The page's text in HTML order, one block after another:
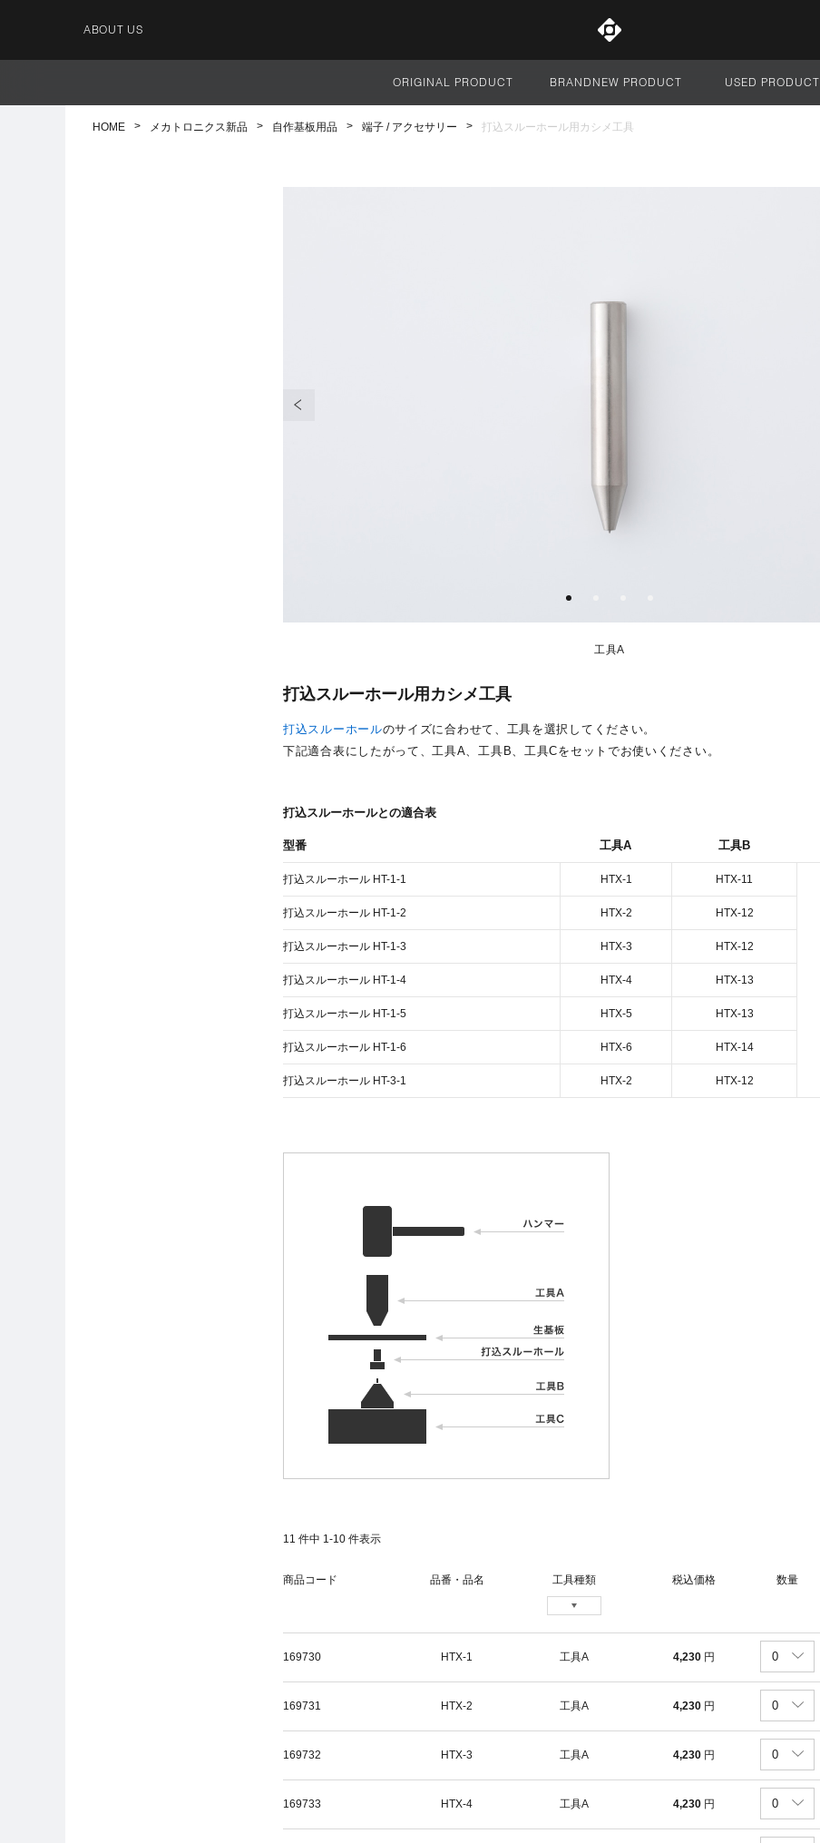
ABOUT US
サイト全体
ORIGINAL PRODUCT BRANDNEW PRODUCT USED PRODUCT
HOME メカトロニクス新品 自作基板用品 端子 / アクセサリー 打込スルーホール用カシメ工具
工具A
打込スルーホール用カシメ工具
打込スルーホールのサイズに合わせて、工具を選択してください。
下記適合表にしたがって、工具A、工具B、工具Cをセットでお使いください。
打込スルーホールとの適合表
型番 工具A 工具B
打込スルーホール HT-1-1 HTX-1 HTX-11
打込スルーホール HT-1-2 HTX-2 HTX-12
打込スルーホール HT-1-3 HTX-3 HTX-12
打込スルーホール HT-1-4 HTX-4 HTX-13
打込スルーホール HT-1-5 HTX-5 HTX-13
打込スルーホール HT-1-6 HTX-6 HTX-14
打込スルーホール HT-3-1 HTX-2 HTX-12
11 件中 1 -10 件表示
商品コード 品番・品名 工具種類 税込価格 数量
169730 HTX-1 工具A 4,230円
169731 HTX-2 工具A 4,230円
169732 HTX-3 工具A 4,230円
169733 HTX-4 工具A 4,230円